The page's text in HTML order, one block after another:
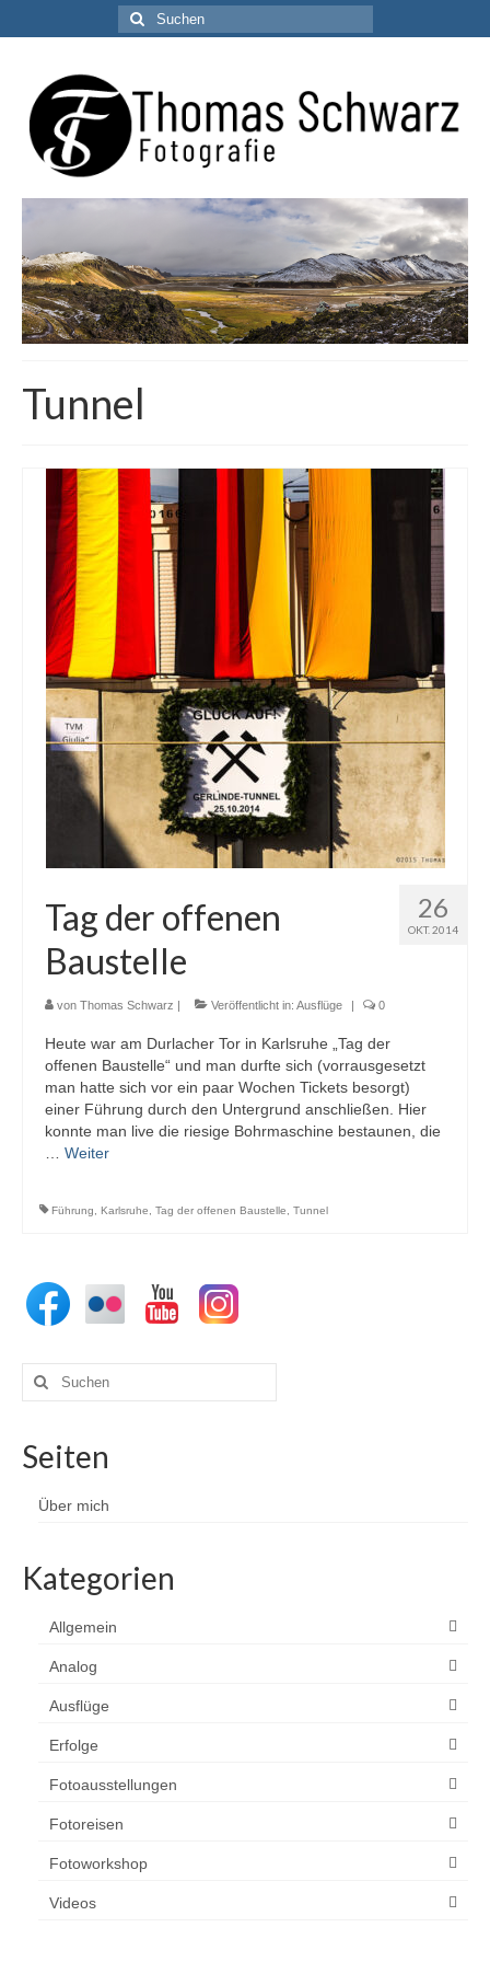
Suchen
nach:
Tunnel
26
OKT. 2014
Tag der offenen
Baustelle
von Thomas Schwarz | Veröffentlicht in: Ausflüge | 0
Heute war am Durlacher Tor in Karlsruhe „Tag der
offenen Baustelle“ und man durfte sich (vorrausgesetzt
man hatte sich vor ein paar Wochen Tickets besorgt)
einer Führung durch den Untergrund anschließen. Hier
konnte man live die riesige Bohrmaschine bestaunen, die
Weiter
Führung Karlsruhe Tag der offenen Baustelle Tunnel
Suchen
nach:
Seiten
Über mich
Kategorien
Allgemein
Analog
Ausflüge
Erfolge
Fotoausstellungen
Fotoreisen
Fotoworkshop
Videos